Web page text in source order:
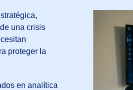
una crisis
proteger la
en analítica